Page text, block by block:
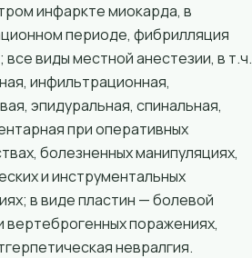
инфаркте миокарда, в
периоде, фибрилляция
виды местной анестезии, в т.ч.
инфильтрационная,
эпидуральная, спинальная,
при оперативных
болезненных манипуляциях,
и инструментальных
в виде пластин — болевой
вертеброгенных поражениях,
невралгия.